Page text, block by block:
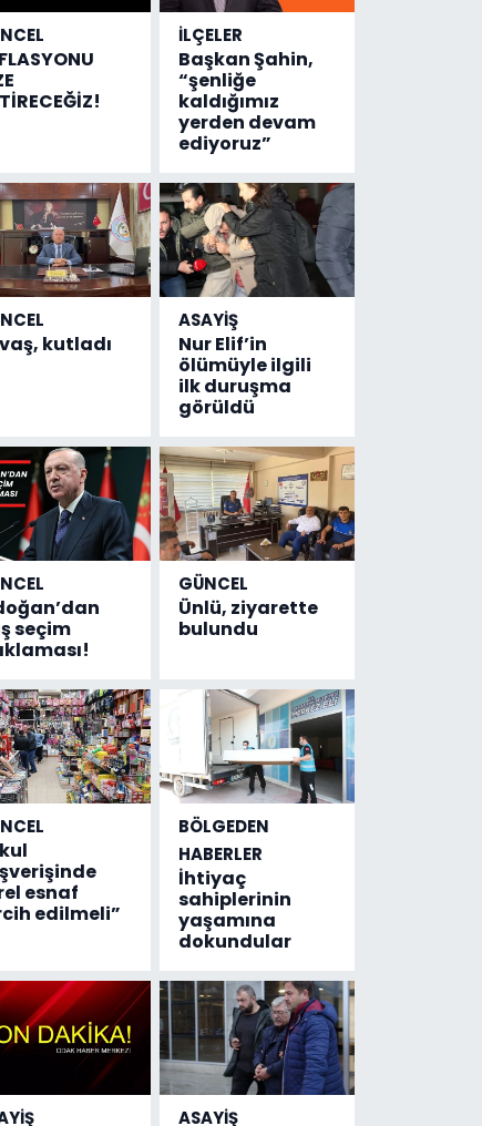
İLÇELER
Başkan Şahin,
“şenliğe
kaldığımız
yerden devam
ediyoruz”
kutladı
ASAYİŞ
Nur Elif’in
ölümüyle ilgili
ilk duruşma
görüldü
seçim
GÜNCEL
Ünlü, ziyarette
bulundu
esnaf
edilmeli”
BÖLGEDEN
HABERLER
İhtiyaç
sahiplerinin
yaşamına
dokundular
ASAYİŞ